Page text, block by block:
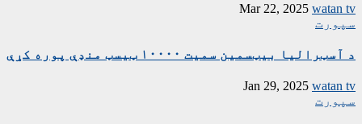
Mar 22, 2025 watan tv
سپورت
د آسټرالیا بیټسمین سمیت ۱۰۰۰۰ ټیسټ منډې پوره کړې
Jan 29, 2025 watan tv
سپورت